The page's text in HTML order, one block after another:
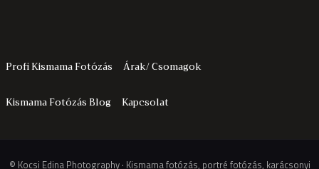
Profi Kismama Fotózás Árak/ Csomagok
Kismama Fotózás Blog Kapcsolat
© Kocsi Edina Photography · Kismama fotózás, portré fotózás, karácsonyi